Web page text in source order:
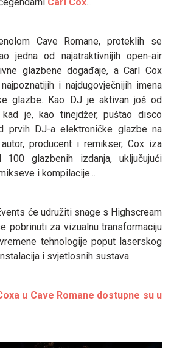
Cave Romane, proteklih se
jedna od najatraktivnijih open-air
glazbene događaje, a Carl Cox
i najdugovječnijih imena
glazbe. Kao DJ je aktivan još od
je, kao tinejdžer, puštao disco
prvih DJ-a elektroničke glazbe na
producent i remikser, Cox iza
glazbenih izdanja, uključujući
i kompilacije...
će udružiti snage s Highscream
pobrinuti za vizualnu transformaciju
tehnologije poput laserskog
i svjetlosnih sustava.
u Cave Romane dostupne su u